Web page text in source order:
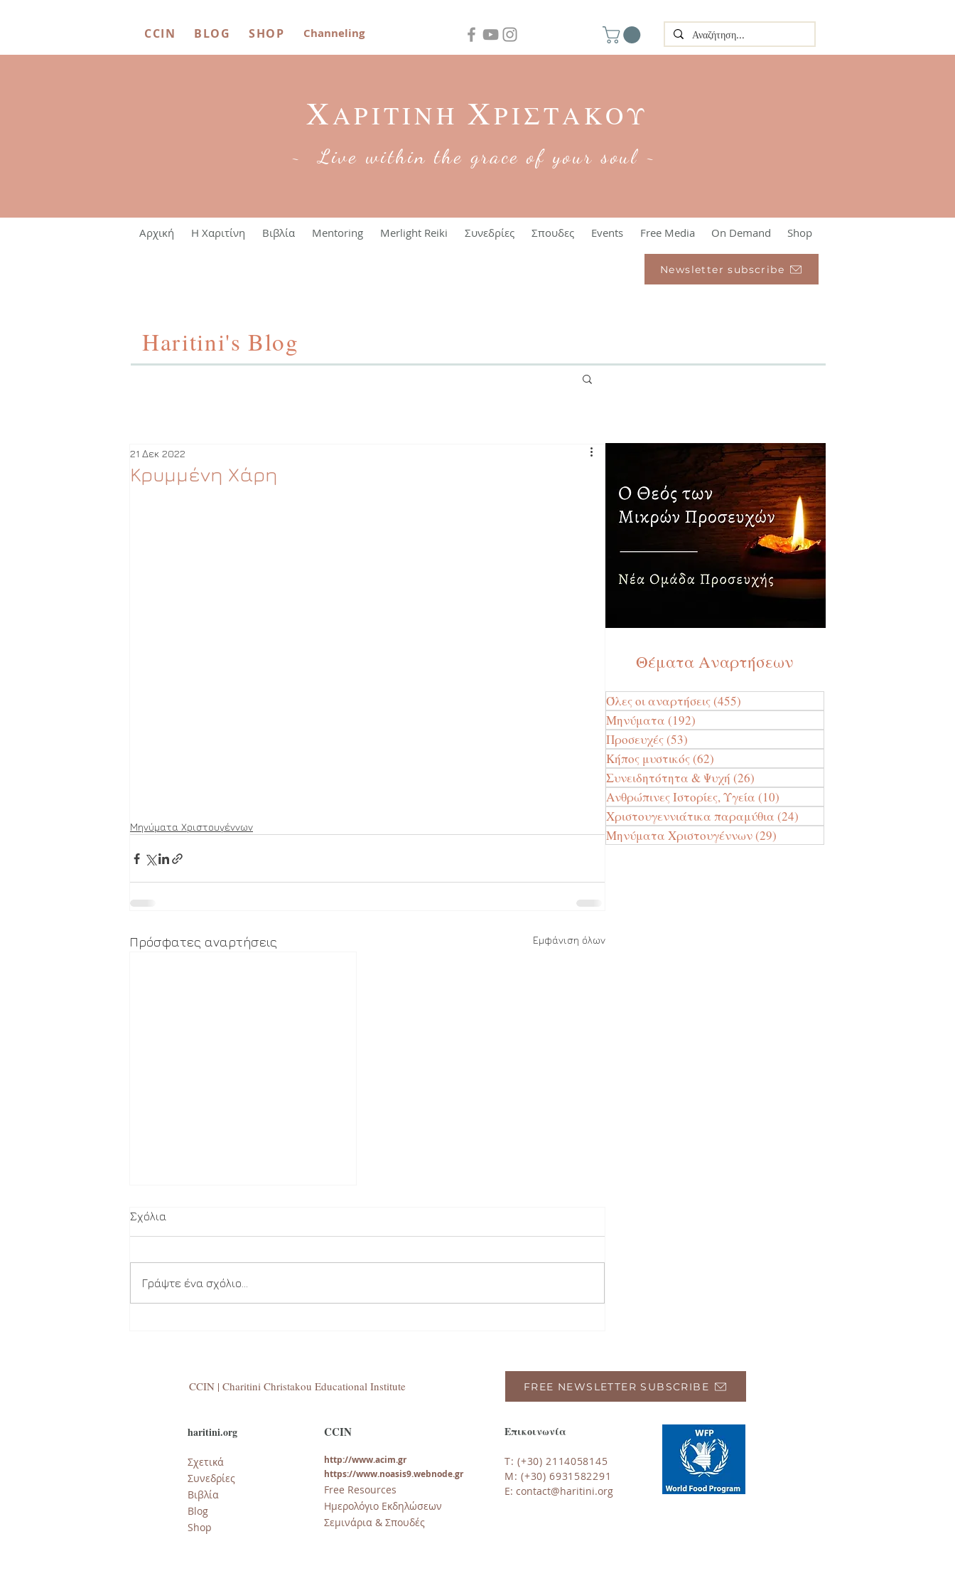
CCIN BLOG SHOP Channeling
ΧΑΡΙΤΙΝΗ ΧΡΙΣΤΑΚΟΥ
~ Live within the grace of your soul ~
Αρχική Η Χαριτίνη Βιβλία Mentoring Merlight Reiki Συνεδρίες Σπουδες Events Free Media On Demand Shop
Newsletter subscribe
Haritini's Blog
Κρυμμένη Χάρη
21 Δεκ 2022
Μηνύματα Χριστουγέννων
Πρόσφατες αναρτήσεις Εμφάνιση όλων
Σχόλια
Γράψτε ένα σχόλιο...
Θέματα Αναρτήσεων
Όλες οι αναρτήσεις(455)
Μηνύματα (192)
Προσευχές(53)
Κήπος μυστικός(62)
Συνειδητότητα & Ψυχή (26)
Ανθρώπινες Ιστορίες, Υγεία (10)
Χριστουγεννιάτικα παραμύθια (24)
Μηνύματα Χριστουγέννων(29)
CCIN | Charitini Christakou Educational Institute FREE NEWSLETTER SUBSCRIBE
haritini.org CCIN
Σχετικά
Συνεδρίες
Βιβλία
​Blog
Shop
http://www.acim.gr
https://www.noasis9.webnode.gr
Free Resources
Ημερολόγιο Εκδηλώσεων
Σεμινάρια & Σπουδές
Επικοινωνία
T: (+30) 2114058145
M: (+30) 6931582291
E: contact@haritini.org